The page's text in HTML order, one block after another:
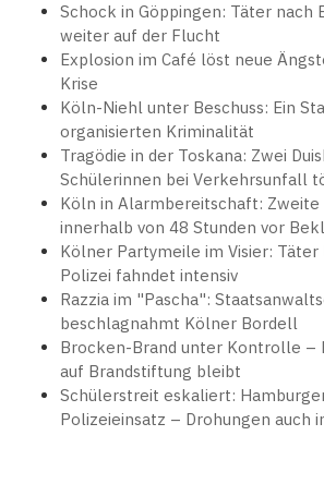
Schock in Göppingen: Täter nach
weiter auf der Flucht
Explosion im Café löst neue
Krise
Köln-Niehl unter Beschuss: Ein
organisierten Kriminalität
Tragödie in der Toskana: Zwei
Schülerinnen bei Verkehrsunfall
Köln in Alarmbereitschaft: Zweite
innerhalb von 48 Stunden vor
Kölner Partymeile im Visier:
Polizei fahndet intensiv
Razzia im "Pascha":
beschlagnahmt Kölner Bordell
Brocken-Brand unter Kontrolle –
auf Brandstiftung bleibt
Schülerstreit eskaliert:
Polizeieinsatz – Drohungen auch